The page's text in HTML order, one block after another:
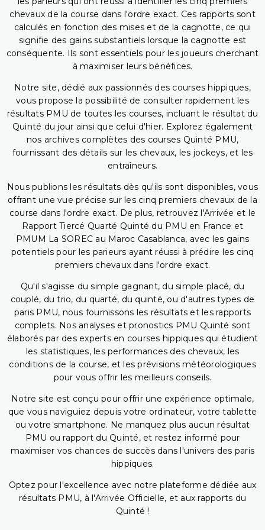
chevaux de la course dans l'ordre exact. Ces rapports sont
calculés en fonction des mises et de la cagnotte, ce qui
signifie des gains substantiels lorsque la cagnotte est
conséquente. Ils sont essentiels pour les joueurs cherchant
à maximiser leurs bénéfices.
Notre site, dédié aux passionnés des courses hippiques,
vous propose la possibilité de consulter rapidement les
résultats PMU de toutes les courses, incluant le résultat du
Quinté du jour ainsi que celui d'hier. Explorez également
nos archives complètes des courses Quinté PMU,
fournissant des détails sur les chevaux, les jockeys, et les
entraîneurs.
Nous publions les résultats dès qu'ils sont disponibles, vous
offrant une vue précise sur les cinq premiers chevaux de la
course dans l'ordre exact. De plus, retrouvez l'Arrivée et le
Rapport Tiercé Quarté Quinté du PMU en France et
PMUM La SOREC au Maroc Casablanca, avec les gains
potentiels pour les parieurs ayant réussi à prédire les cinq
premiers chevaux dans l'ordre exact.
Qu'il s'agisse du simple gagnant, du simple placé, du
couplé, du trio, du quarté, du quinté, ou d'autres types de
paris PMU, nous fournissons les résultats et les rapports
complets. Nos analyses et pronostics PMU Quinté sont
élaborés par des experts en courses hippiques qui étudient
les statistiques, les performances des chevaux, les
conditions de la course, et les prévisions météorologiques
pour vous offrir les meilleurs conseils.
Notre site est conçu pour offrir une expérience optimale,
que vous naviguiez depuis votre ordinateur, votre tablette
ou votre smartphone. Ne manquez plus aucun résultat
PMU ou rapport du Quinté, et restez informé pour
maximiser vos chances de succès dans l'univers des paris
hippiques.
Optez pour l'excellence avec notre plateforme dédiée aux
résultats PMU, à l'Arrivée Officielle, et aux rapports du
Quinté !